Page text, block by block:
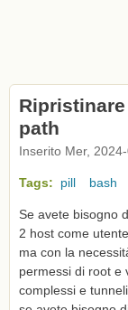
path
Inserito Mer,
Tags: pill bash
Se avete bisogno
2 host come
ma con la
permessi di root e
complessi e